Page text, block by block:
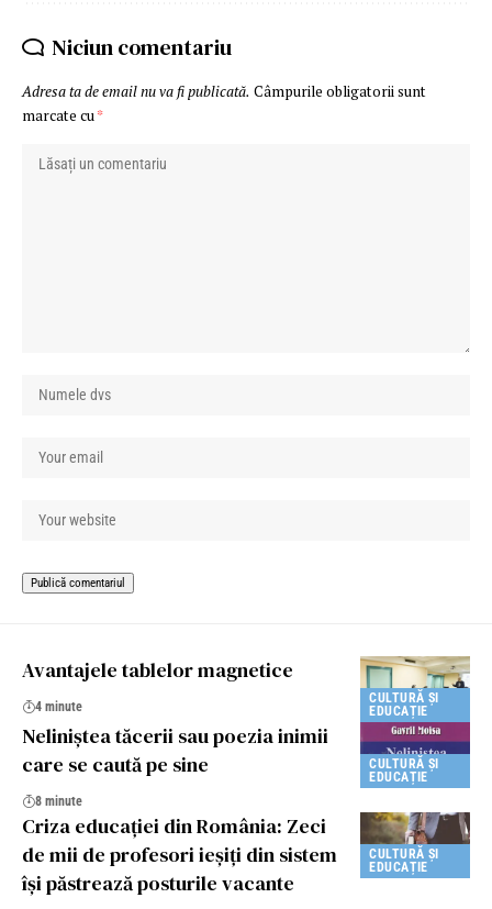
Niciun comentariu
Adresa ta de email nu va fi publicată. Câmpurile obligatorii sunt
marcate cu*
CULTURĂ ȘI
EDUCAȚIE
Avantajele tablelor magnetice
4 minute
CULTURĂ ȘI
EDUCAȚIE
Neliniștea tăcerii sau poezia inimii
care se caută pe sine
8 minute
CULTURĂ ȘI
EDUCAȚIE
Criza educației din România: Zeci
de mii de profesori ieșiți din sistem
își păstrează posturile vacante